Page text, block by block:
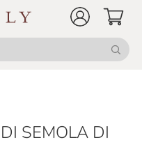
SEMOLA DI